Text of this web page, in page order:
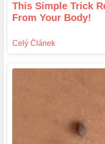
This Simple Trick
From Your Body!